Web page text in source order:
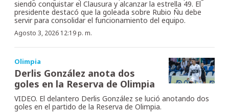
siendo conquistar el Clausura y alcanzar la estrella 49. El
presidente destacó que la goleada sobre Rubio Ñu debe
servir para consolidar el funcionamiento del equipo.
Agosto 3, 2026 12:19 p. m.
Olimpia
Derlis González anota dos
goles en la Reserva de Olimpia
VIDEO. El delantero Derlis González se lució anotando dos
goles en el partido de la Reserva de Olimpia.